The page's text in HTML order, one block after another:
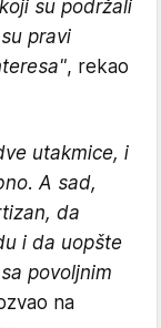
su podržali
pravi
, rekao
utakmice, i
A sad,
da
i da uopšte
povoljnim
na